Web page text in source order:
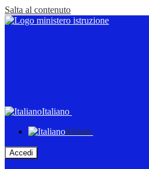
Salta al contenuto
Italiano
Italiano
Accedi